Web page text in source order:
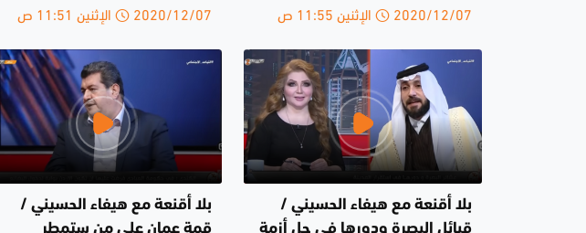
2020/12/07 الإثنين 11:55 ص 2020/12/07 الإثنين 11:51 ص
بلا أقنعة مع هيفاء الحسيني /
قبائل البصرة ودورها في حل أزمة
بلا أقنعة مع هيفاء الحسيني /
قمة عمان على من ستمطر